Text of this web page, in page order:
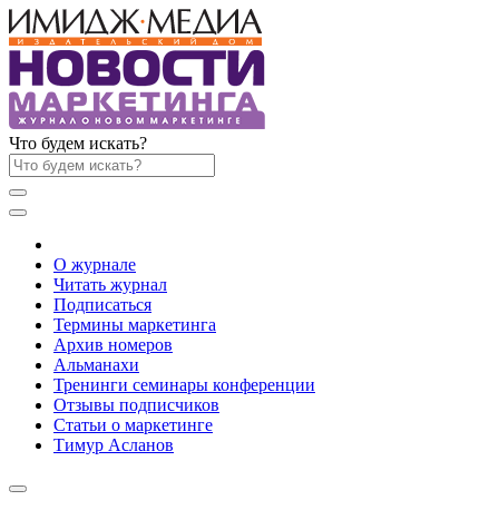
Что будем искать?
О журнале
Читать журнал
Подписаться
Термины маркетинга
Архив номеров
Альманахи
Тренинги семинары конференции
Отзывы подписчиков
Статьи о маркетинге
Тимур Асланов